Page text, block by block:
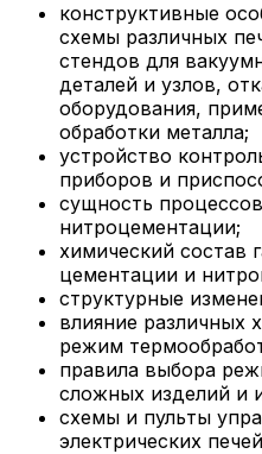
конструктивные
схемы различных
стендов для
деталей и узлов,
оборудования,
обработки металла;
устройство
приборов и
сущность
нитроцементации;
химический состав
цементации и
структурные
влияние различных
режим
правила выбора
сложных изделий и
схемы и пульты
электрических